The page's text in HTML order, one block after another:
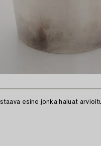
esine jonka haluat